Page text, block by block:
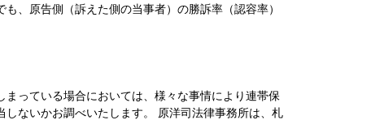
も、原告側（訴えた側の当事者）の勝訴率（認容率）
まっている場合においては、様々な事情により連帯保
しないかお調べいたします。 原洋司法律事務所は、札